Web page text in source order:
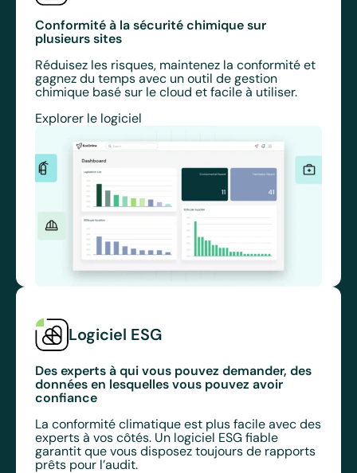
Conformité à la sécurité chimique sur
plusieurs sites
Réduisez les risques, maintenez la conformité et
gagnez du temps avec un outil de gestion
chimique basé sur le cloud et facile à utiliser.
Explorer le logiciel
Logiciel ESG
Des experts à qui vous pouvez demander, des
données en lesquelles vous pouvez avoir
confiance
La conformité climatique est plus facile avec des
experts à vos côtés. Un logiciel ESG fiable
garantit que vous disposez toujours de rapports
prêts pour l’audit.